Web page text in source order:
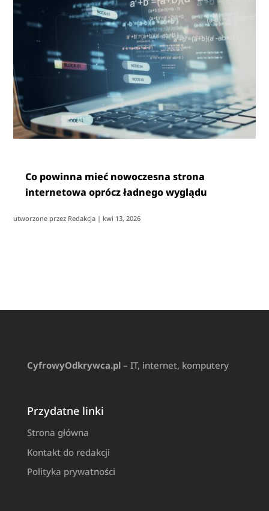
Co powinna mieć nowoczesna strona
internetowa oprócz ładnego wyglądu
utworzone przez Redakcja | kwi 13, 2026
CyfrowyOdkrywca.pl– IT, internet, komputery
Przydatne linki
Strona główna
Kontakt do redakcji
Polityka prywatności